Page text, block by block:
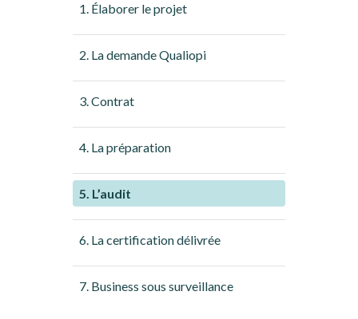
1. Élaborer le projet
2. La demande Qualiopi
3. Contrat
4. La préparation
5. L’audit
6. La certification délivrée
7. Business sous surveillance